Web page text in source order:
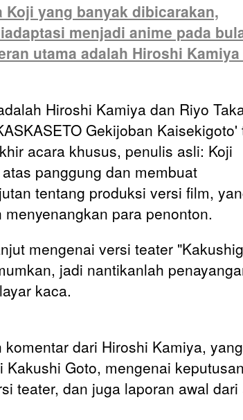
Koji yang banyak dibicarakan,
menjadi anime pada
utama adalah Hiroshi
Hiroshi Kamiya dan Riyo
Gekijoban Kaisekigoto'
acara khusus, penulis asli: Koji
panggung dan membuat
tentang produksi versi film,
para penonton.
mengenai versi teater
jadi nantikanlah
kaca.
dari Hiroshi Kamiya, yang
Kakushi Goto, mengenai
teater, dan juga laporan awal dari